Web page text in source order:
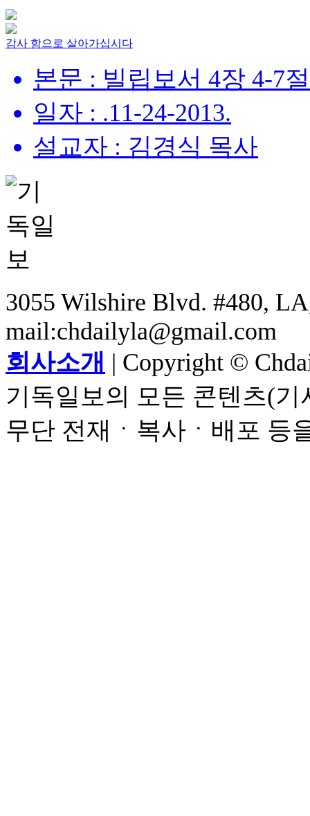
감사 함으로 살아가십시다
본문 : 빌립보서 4장 4-7절
일자 : .11-24-2013.
설교자 : 김경식 목사
3055 Wilshire Blvd. #480,
mail:chdailyla@gmail.com
회사소개 | Copyright ©
기독일보의 모든 콘텐츠(
무단 전재ㆍ복사ㆍ배포 등